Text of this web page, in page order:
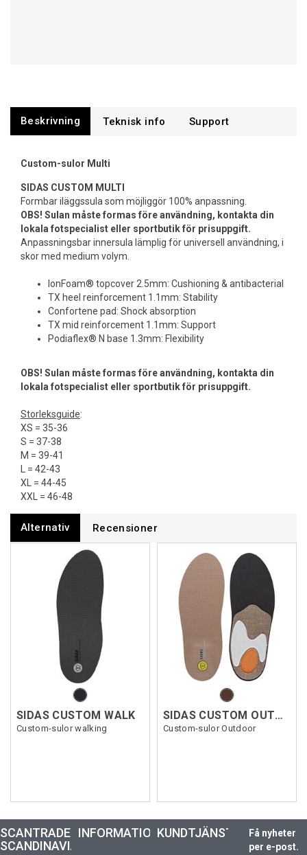
Beskrivning Support
Custom-sulor Multi
SIDAS CUSTOM MULTI
Formbar iläggssula som möjliggör 100% anpassning.
OBS! Sulan måste formas före användning, kontakta din
lokala fotspecialist eller sportbutik för prisuppgift.
Anpassningsbar innersula lämplig för universell användning, i
skor med medium volym.
IonFoam® topcover 2.5mm: Cushioning & antibacterial
TX heel reinforcement 1.1mm: Stability
Confortene pad: Shock absorption
TX mid reinforcement 1.1mm: Support
Podiaflex® N base 1.3mm: Flexibility
OBS! Sulan måste formas före användning, kontakta din
lokala fotspecialist eller sportbutik för prisuppgift.
Storleksguide:
XS = 35-36
S = 37-38
M = 39-41
L = 42-43
XL = 44-45
XXL = 46-48
Alternativ Recensioner
SIDAS CUSTOM WALK
Custom-sulor walking
SIDAS CUSTOM OUTDOOR
Custom-sulor Outdoor
SCANTRADE
SCANDINAVIA
INFORMATIONKUNDTJÄNST
Få nyheter
per e-post.